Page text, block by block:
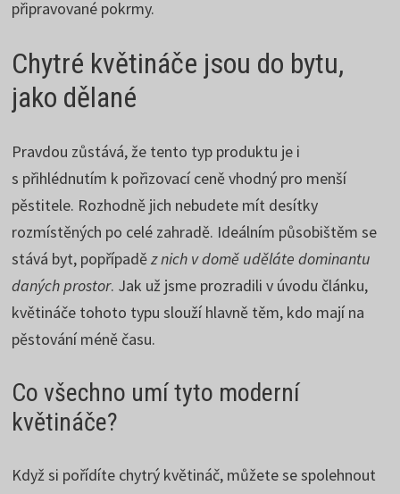
připravované pokrmy.
Chytré květináče jsou do bytu,
jako dělané
Pravdou zůstává, že tento typ produktu je i
s přihlédnutím k pořizovací ceně vhodný pro menší
pěstitele. Rozhodně jich nebudete mít desítky
rozmístěných po celé zahradě. Ideálním působištěm se
stává byt, popřípaděz nich v domě uděláte dominantu
daných prostor. Jak už jsme prozradili v úvodu článku,
květináče tohoto typu slouží hlavně těm, kdo mají na
pěstování méně času.
Co všechno umí tyto moderní
květináče?
Když si pořídíte chytrý květináč, můžete se spolehnout